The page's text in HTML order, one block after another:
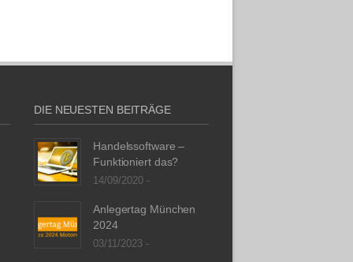
DIE NEUESTEN BEITRÄGE
Handelssoftware –
Funktioniert das?
14/09/2020 -
Anlegertag München
2024
03/11/2023 -